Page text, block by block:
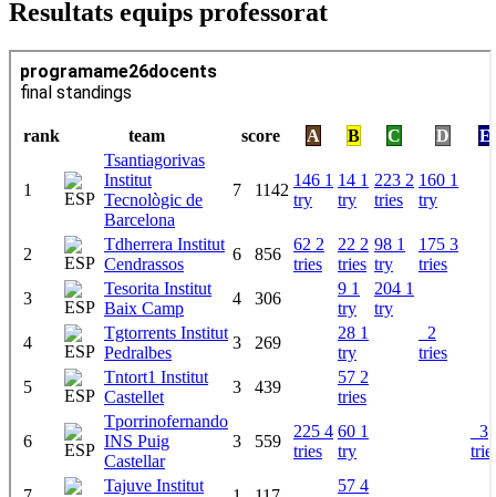
Resultats equips professorat